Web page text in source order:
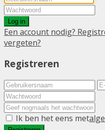
Log in
Een account nodig?
vergeten?
Registreren
Ik ben het eens met